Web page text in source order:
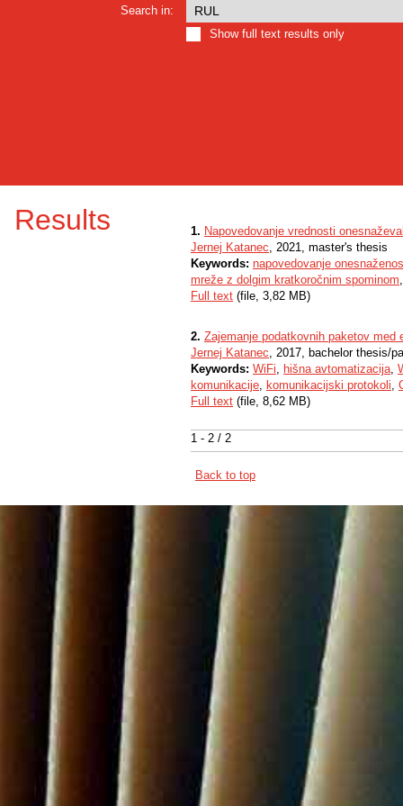
Search in:
Show full text results only
Results
1 - 2 / 2
1. Napovedovanje vrednosti
Jernej Katanec, 2021, master's thesis
Keywords: napovedovanje
mreže z dolgim kratkoročnim spominom
Full text (file, 3,82 MB)
2. Zajemanje podatkovnih paketov med
Jernej Katanec, 2017, bachelor thesis/
Keywords: WiFi, hišna avtomatizacija,
komunikacije, komunikacijski protokoli,
Full text (file, 8,62 MB)
Back to top